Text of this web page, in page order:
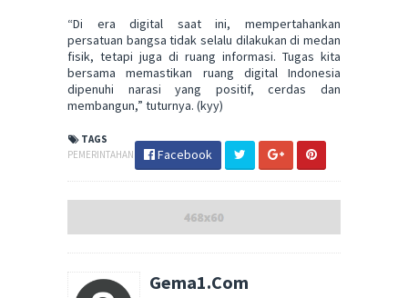
“Di era digital saat ini, mempertahankan
persatuan bangsa tidak selalu dilakukan di medan
fisik, tetapi juga di ruang informasi. Tugas kita
bersama memastikan ruang digital Indonesia
dipenuhi narasi yang positif, cerdas dan
membangun,” tuturnya. (kyy)
TAGS
PEMERINTAHAN
Facebook
Gema1.Com